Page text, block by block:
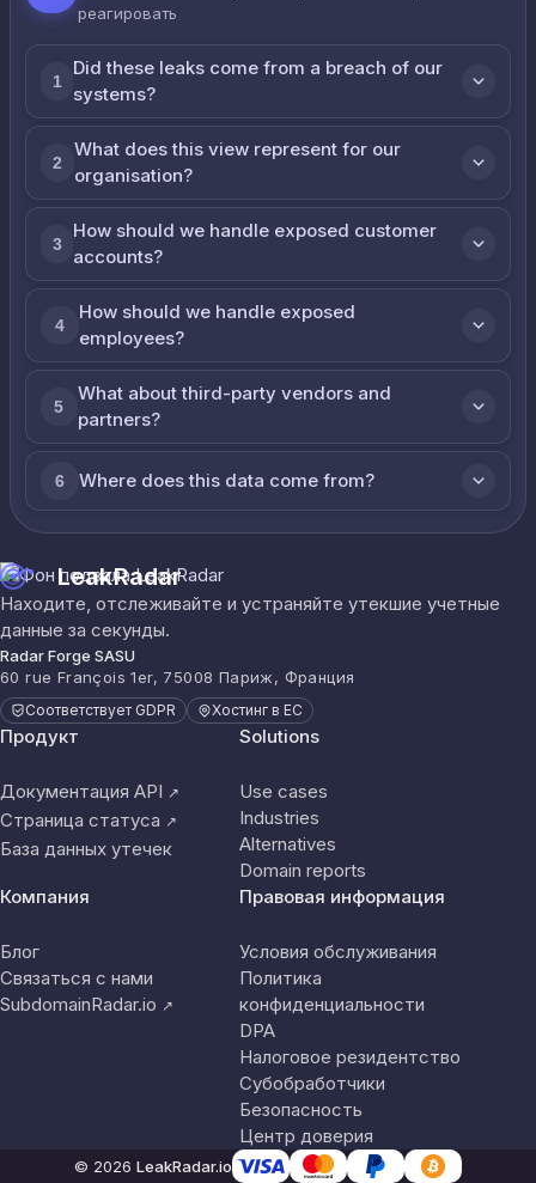
реагировать
1
Did these leaks come from a breach of our
systems?
2
What does this view represent for our
organisation?
3
How should we handle exposed customer
accounts?
4
How should we handle exposed
employees?
5
What about third-party vendors and
partners?
6 Where does this data come from?
LeakRadar
Находите, отслеживайте и устраняйте утекшие учетные
данные за секунды.
Radar Forge SASU
60 rue François 1er, 75008 Париж, Франция
Соответствует GDPR Хостинг в ЕС
Продукт
Документация API ↗
Страница статуса ↗
База данных утечек
Solutions
Use cases
Industries
Alternatives
Domain reports
Компания
Блог
Связаться с нами
SubdomainRadar.io ↗
Правовая информация
Условия обслуживания
Политика
конфиденциальности
DPA
Налоговое резидентство
Субобработчики
Безопасность
Центр доверия
© 2026 LeakRadar.io